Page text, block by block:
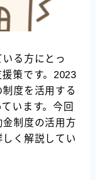
る方にとっ
策です。2023
度を活用する
います。今回
制度の活用方
く解説してい